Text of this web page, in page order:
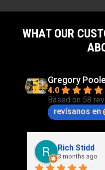
WHAT OUR
Gregory
4.0
Based on 58
revísanos en
Rich Stidd
3 months ago